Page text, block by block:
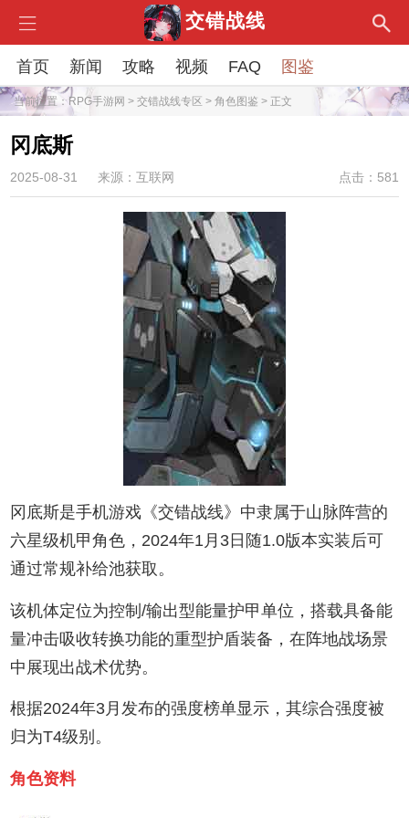
交错战线
首页 新闻 攻略 视频 FAQ 图鉴
当前位置：RPG手游网 > 交错战线专区 > 角色图鉴 > 正文
冈底斯
2025-08-31 来源：互联网 点击：581
冈底斯是手机游戏《交错战线》中隶属于山脉阵营的
六星级机甲角色，2024年1月3日随1.0版本实装后可
通过常规补给池获取。
该机体定位为控制/输出型能量护甲单位，搭载具备能
量冲击吸收转换功能的重型护盾装备，在阵地战场景
中展现出战术优势。
根据2024年3月发布的强度榜单显示，其综合强度被
归为T4级别。
角色资料